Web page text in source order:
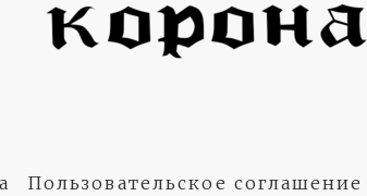
Пользовательское соглашение